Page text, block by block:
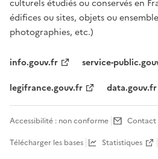
culturels étudiés ou conservés en
édifices ou sites, objets ou
photographies, etc.)
info.gouv.fr
service-
legifrance.gouv.fr
data.gouv.fr
Accessibilité : non conforme Contact
Télécharger les bases
Statistiques